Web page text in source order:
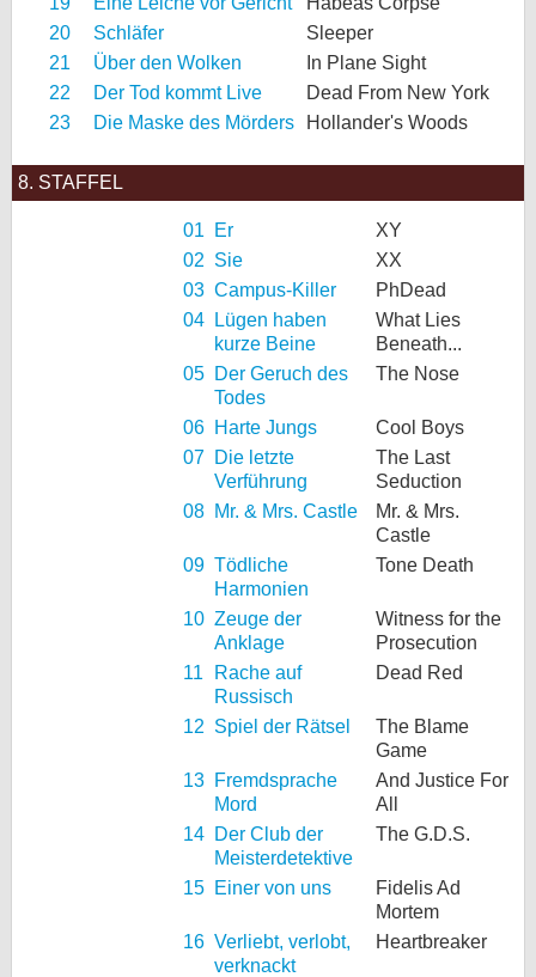
20
Schläfer
Sleeper
21
Über den Wolken
In Plane Sight
22
Der Tod kommt Live
Dead From New York
23
Die Maske des Mörders Hollander's Woods
8. STAFFEL
01 Er
XY
02 Sie
XX
03 Campus-Killer
PhDead
04
Lügen haben
kurze Beine
What Lies
Beneath...
05 Der Geruch des
Todes
The Nose
06 Harte Jungs
Cool Boys
07 Die letzte
Verführung
The Last
Seduction
08 Mr. & Mrs. Castle
Mr. & Mrs.
Castle
09 Tödliche
Harmonien
Tone Death
10 Zeuge der
Anklage
Witness for the
Prosecution
11
Rache auf
Russisch
Dead Red
12 Spiel der Rätsel
The Blame
Game
13 Fremdsprache
Mord
And Justice For
All
14 Der Club der
Meisterdetektive
The G.D.S.
15 Einer von uns
Fidelis Ad
Mortem
16 Verliebt, verlobt,
verknackt
Heartbreaker